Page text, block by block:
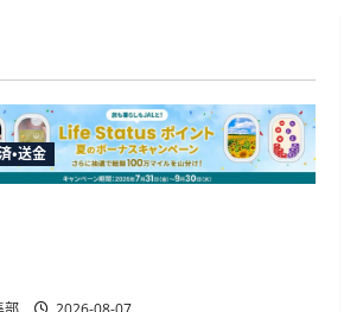
・送金